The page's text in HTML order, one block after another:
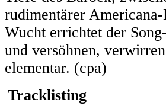
rudimentärer
Wucht errichtet der
und versöhnen,
elementar. (cpa)
Tracklisting